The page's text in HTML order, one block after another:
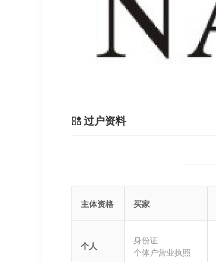
过户资料
主体资格 买家
个人
身份证
个体户营业执照